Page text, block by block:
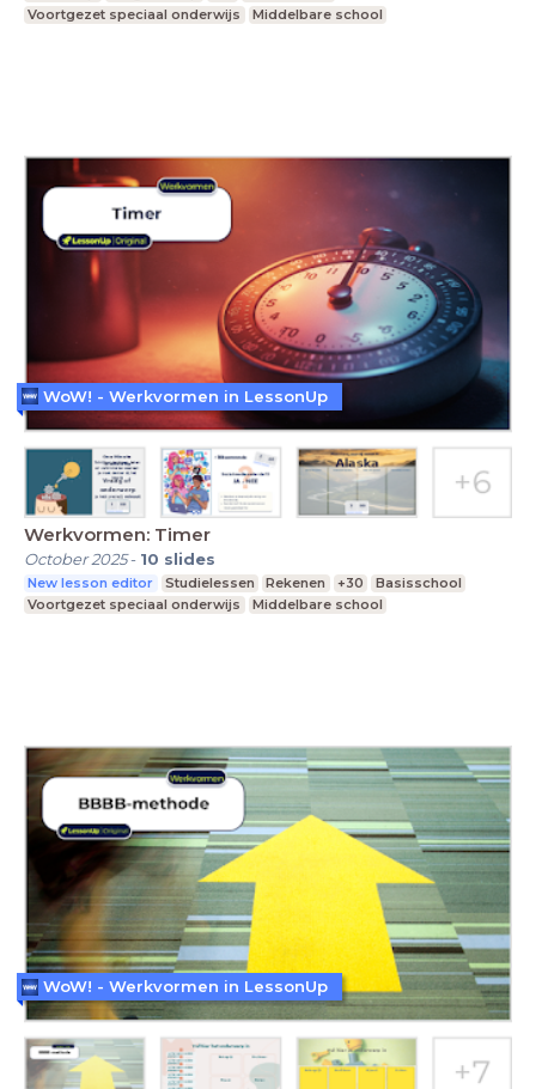
Voortgezet speciaal onderwijs
Middelbare school
Werkvormen: Timer
October 2025- 10 slides
New lesson editor Studielessen Rekenen +30
Basisschool
Voortgezet speciaal onderwijs
Middelbare school
WoW! - Werkvormen in LessonUp
WoW! - Werkvormen in LessonUp